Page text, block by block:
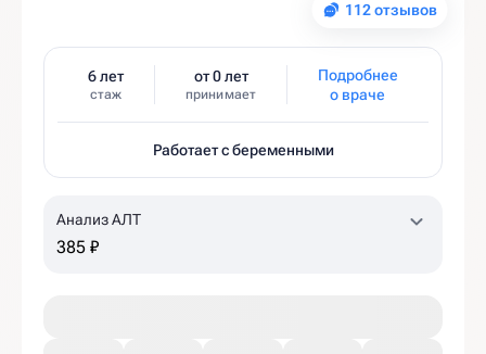
112 отзывов
6 лет
стаж
от 0 лет
принимает
Подробнее
о враче
Работает с беременными
Анализ АЛТ
385 ₽